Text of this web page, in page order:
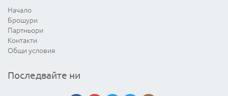
Начало
Брошури
Партньори
Контакти
Общи условия
Последвайте ни